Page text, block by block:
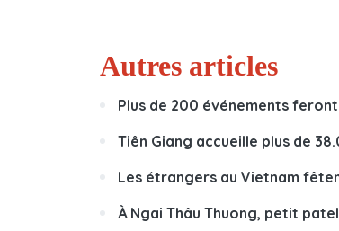
Autres articles
Plus de 200 événements
Tiên Giang accueille plus de
Les étrangers au Vietnam
À Ngai Thâu Thuong, petit